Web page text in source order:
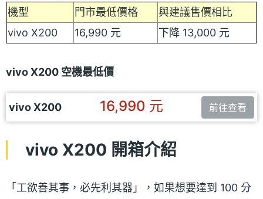
機型
門市最低價格
與建議售價相比
vivo X200
16,990 元 下降 13,000 元
vivo X200 空機最低價
vivo X200 16,990 元 前往查看
vivo X200 開箱介紹
「工欲善其事，必先利其器」，如果想要達到 100 分